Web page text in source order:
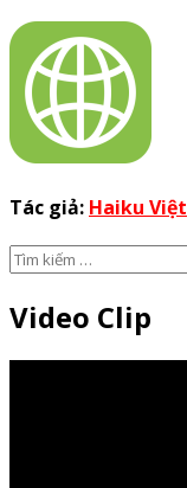
Tác giả: Haiku Việt
Tìm
cho:
Video Clip